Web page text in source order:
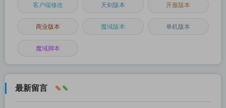
客户端修改 天剑版本 开服版本
商业版本 魔域版本 单机版本
魔域脚本
最新留言